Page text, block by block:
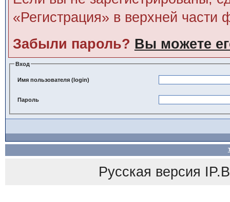
«Регистрация» в верхней части
Забыли пароль? Вы можете
Вход
Имя пользователя (login)
Пароль
Русская версия